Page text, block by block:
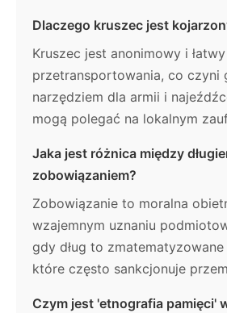
Dlaczego kruszec jest
Kruszec jest anonimowy i
przetransportowania, co czyni
narzędziem dla armii i
mogą polegać na lokalnym
Jaka jest różnica między
zobowiązaniem?
Zobowiązanie to moralna
wzajemnym uznaniu
gdy dług to
które często sankcjonuje
Czym jest 'etnografia pamięci'